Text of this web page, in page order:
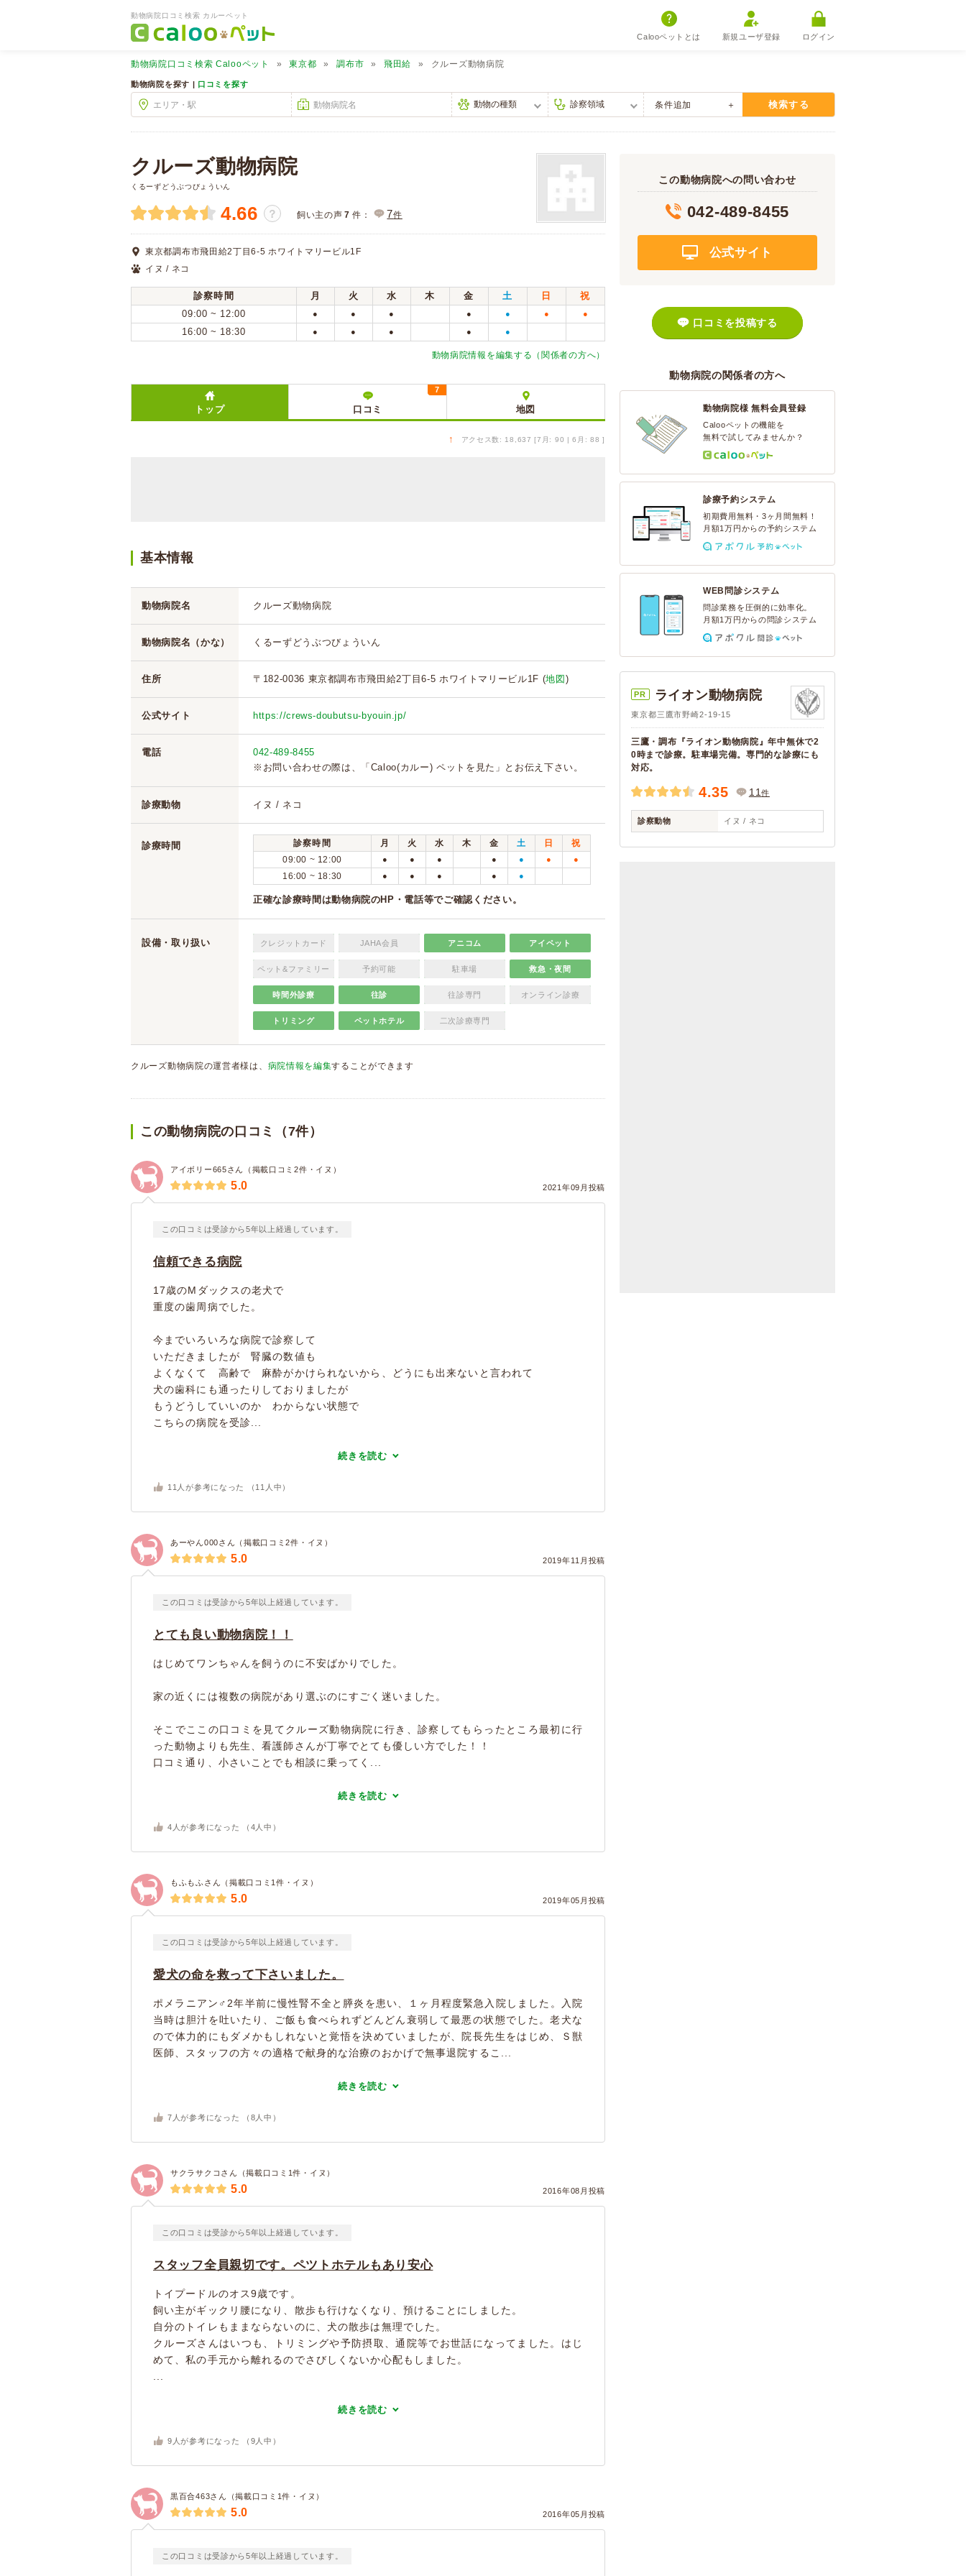
動物病院口コミ検索 カルーペット
Calooペットとは 新規ユーザ登録 ログイン
動物病院口コミ検索 Calooペット 東京都 調布市 飛田給 クルーズ動物病院
動物病院を探す | 口コミを探す
条件追加 検索する
クルーズ動物病院
くるーずどうぶつびょういん
4.66 ？ 飼い主の声 7 件： 7件
東京都調布市飛田給2丁目6-5 ホワイトマリービル1F
イヌ / ネコ
診察時間 月 火 水 木 金 土 日
祝
09:00 ~ 12:00
● ● ● ● ● ● ●
16:00 ~ 18:30 ● ● ● ● ●
動物病院情報を編集する（関係者の方へ）
トップ 口コミ
7
地図
↑ アクセス数: 18,637 [7月: 90 | 6月: 88 ]
基本情報
動物病院名 クルーズ動物病院
動物病院名（かな） くるーずどうぶつびょういん
住所 〒182-0036 東京都調布市飛田給2丁目6-5 ホワイトマリービル1F (地図 )
公式サイト https://crews-doubutsu-byouin.jp/
電話
042-489-8455
※お問い合わせの際は、「Caloo(カルー) ペットを見た」とお伝え下さい。
診療動物 イヌ / ネコ
診療時間 診察時間 月 火 水 木 金 土 日
祝
09:00 ~ 12:00
● ● ● ● ● ● ●
16:00 ~ 18:30 ● ● ● ● ●
正確な診療時間は動物病院のHP・電話等でご確認ください。
設備・取り扱い クレジットカード JAHA会員 アニコム アイペット
ペット&ファミリー 予約可能 駐車場 救急・夜間
時間外診療 往診 往診専門 オンライン診療
トリミング ペットホテル 二次診療専門
クルーズ動物病院の運営者様は、 病院情報を編集することができます
この動物病院の口コミ（7件）
アイボリー665さん（掲載口コミ2件・イヌ）
2021年09月投稿
5.0
この口コミは受診から5年以上経過しています。
信頼できる病院
17歳のMダックスの老犬で
重度の歯周病でした。
今までいろいろな病院で診察して
いただきましたが 腎臓の数値も
よくなくて 高齢で 麻酔がかけられないから、どうにも出来ないと言われて
犬の歯科にも通ったりしておりましたが
もうどうしていいのか わからない状態で
こちらの病院を受診...
続きを読む
11 人が参考になった （ 11 人中）
あーやん000さん（掲載口コミ2件・イヌ）
2019年11月投稿
5.0
この口コミは受診から5年以上経過しています。
とても良い動物病院！！
はじめてワンちゃんを飼うのに不安ばかりでした。
家の近くには複数の病院があり選ぶのにすごく迷いました。
そこでここの口コミを見てクルーズ動物病院に行き、診察してもらったところ最初に行
った動物よりも先生、看護師さんが丁寧でとても優しい方でした！！
口コミ通り、小さいことでも相談に乗ってく...
続きを読む
4 人が参考になった （ 4 人中）
もふもふさん（掲載口コミ1件・イヌ）
2019年05月投稿
5.0
この口コミは受診から5年以上経過しています。
愛犬の命を救って下さいました。
ポメラニアン♂2年半前に慢性腎不全と膵炎を患い、１ヶ月程度緊急入院しました。入院
当時は胆汁を吐いたり、ご飯も食べられずどんどん衰弱して最悪の状態でした。老犬な
ので体力的にもダメかもしれないと覚悟を決めていましたが、院長先生をはじめ、Ｓ獣
医師、スタッフの方々の適格で献身的な治療のおかげで無事退院するこ...
続きを読む
7 人が参考になった （ 8 人中）
サクラサクコさん（掲載口コミ1件・イヌ）
2016年08月投稿
5.0
この口コミは受診から5年以上経過しています。
スタッフ全員親切です。ペツトホテルもあり安心
トイプードルのオス9歳です。
飼い主がギックリ腰になり、散歩も行けなくなり、預けることにしました。
自分のトイレもままならないのに、犬の散歩は無理でした。
クルーズさんはいつも、トリミングや予防摂取、通院等でお世話になってました。はじ
めて、私の手元から離れるのでさびしくないか心配もしました。
続きを読む
9 人が参考になった （ 9 人中）
黒百合463さん（掲載口コミ1件・イヌ）
2016年05月投稿
5.0
この口コミは受診から5年以上経過しています。
この動物病院への問い合わせ
042-489-8455
公式サイト
口コミを投稿する
動物病院の関係者の方へ
動物病院様 無料会員登録
Calooペットの機能を
無料で試してみませんか？
診療予約システム
初期費用無料・3ヶ月間無料！
月額1万円からの予約システム
WEB問診システム
問診業務を圧倒的に効率化。
月額1万円からの問診システム
PR ライオン動物病院
東京都三鷹市野崎2-19-15
三鷹・調布『ライオン動物病院』年中無休で2
0時まで診療。駐車場完備。専門的な診療にも
対応。
4.35 11件
診察動物 イヌ / ネコ